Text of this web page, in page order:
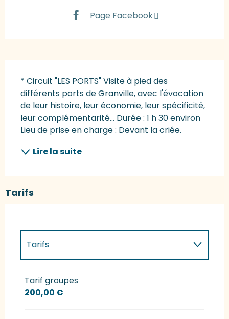
Page Facebook
* Circuit "LES PORTS" Visite à pied des
différents ports de Granville, avec l'évocation
de leur histoire, leur économie, leur spécificité,
leur complémentarité… Durée : 1 h 30 environ
Lieu de prise en charge : Devant la criée.
Lire la suite
Tarifs
Tarifs
Tarifs 2027
Tarif groupes
200,00 €